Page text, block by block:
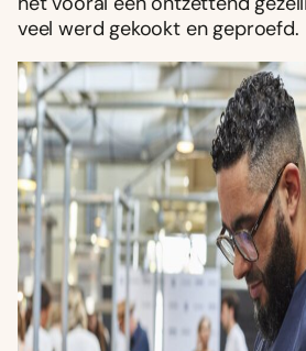
veel werd gekookt en geproefd.